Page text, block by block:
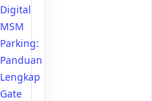
Digital
MSM
Parking:
Panduan
Lengkap
Gate